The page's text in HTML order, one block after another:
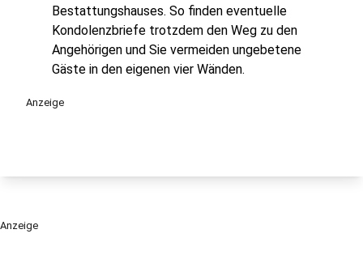
Bestattungshauses. So finden eventuelle
Kondolenzbriefe trotzdem den Weg zu den
Angehörigen und Sie vermeiden ungebetene
Gäste in den eigenen vier Wänden.
Anzeige
Anzeige